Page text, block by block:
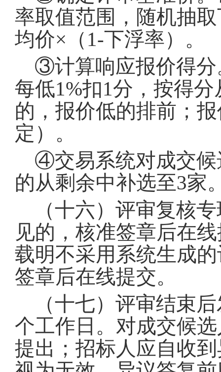
率取值范围，随机抽
均价×（1-下浮率） 。
③计算响应报价得分
每低1%扣1分，按得
的，报价低的排前 ；
定） 。
④交易系统对成交候
的从剩余中补选至3家
（十六）评审复核
见的，核准签章后在
载明不采用系统生成
签章后在线提交。
（十七）评审结束
个工作日 。 对成交候
提出 ； 招标人应自收